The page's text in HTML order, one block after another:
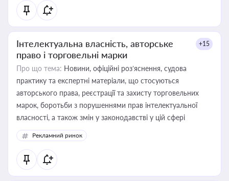
Інтелектуальна власність, авторське
право і торговельні марки
+15
Про що тема: Новини, офіційні роз’яснення, судова
практику та експертні матеріали, що стосуються
авторського права, реєстрації та захисту торговельних
марок, боротьби з порушеннями прав інтелектуальної
власності, а також змін у законодавстві у цій сфері
Рекламний ринок